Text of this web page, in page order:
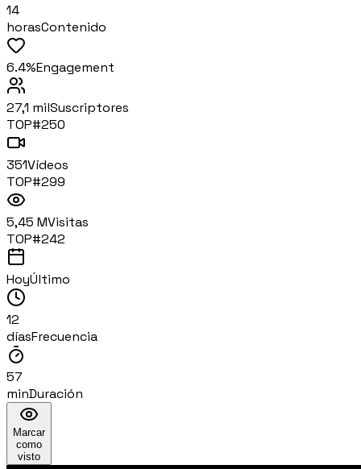
14
horasContenido
6.4%Engagement
27,1 milSuscriptores
TOP#250
351Vídeos
TOP#299
5,45 MVisitas
TOP#242
HoyÚltimo
12
díasFrecuencia
57
minDuración
Marcar
como
visto